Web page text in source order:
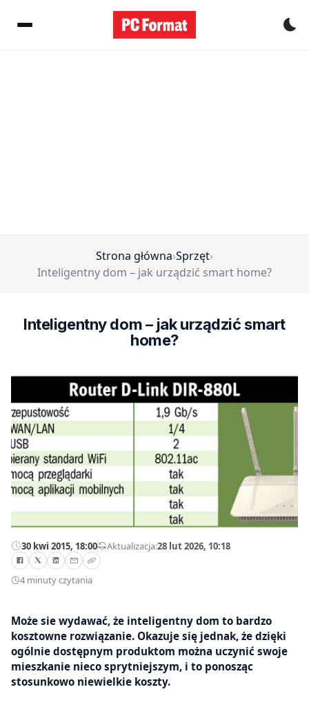
Strona główna›Sprzęt›
Inteligentny dom – jak urządzić smart home?
Inteligentny dom – jak urządzić smart
home?
30 kwi 2015, 18:00—Aktualizacja:28 lut 2026, 10:18
4 minuty czytania
Może sie wydawać, że inteligentny dom to bardzo
kosztowne rozwiązanie. Okazuje się jednak, że dzięki
ogólnie dostępnym produktom można uczynić swoje
mieszkanie nieco sprytniejszym, i to ponosząc
stosunkowo niewielkie koszty.